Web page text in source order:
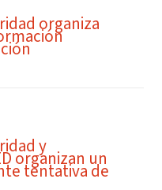
organiza
y
organizan un
tentativa de